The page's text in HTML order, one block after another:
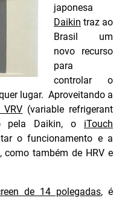
japonesa
Daikin traz ao
Brasil um
novo recurso
para
controlar o
lugar. Aproveitando a
(variable refrigerant
pela Daikin, o iTouch
o funcionamento e a
como também de HRV e
de 14 polegadas, é